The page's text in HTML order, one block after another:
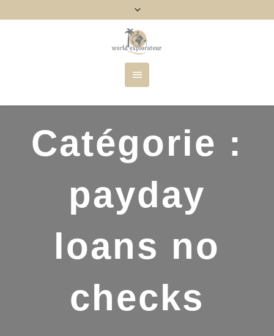
Catégorie :
payday
loans no
checks